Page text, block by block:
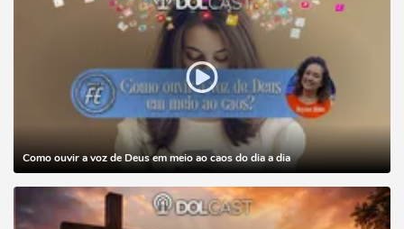
Como ouvir a voz de Deus em meio ao caos do dia a dia